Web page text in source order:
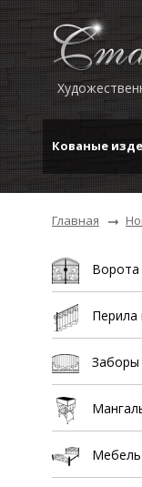
Кованые
Главная
Ворота
Перила
Заборы
Мебель